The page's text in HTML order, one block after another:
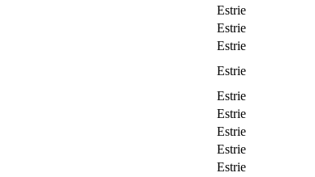
Estrie
Estrie
Estrie
Estrie
Estrie
Estrie
Estrie
Estrie
Estrie